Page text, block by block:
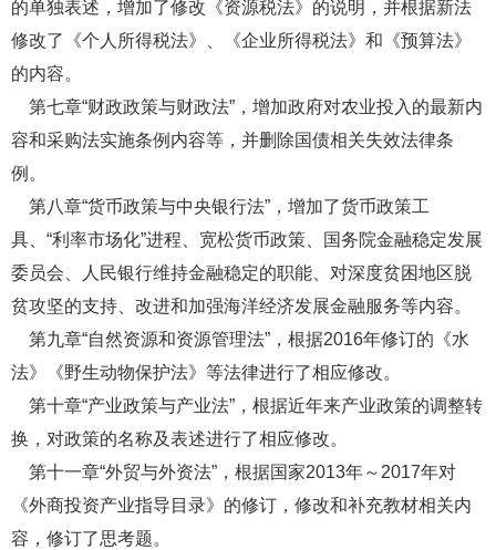
的单独表述，增加了修改《资源税法》的说明，并根据新法
修改了《个人所得税法》、《企业所得税法》和《预算法》
的内容。
第七章“财政政策与财政法”，增加政府对农业投入的最新内
容和采购法实施条例内容等，并删除国债相关失效法律条
例。
第八章“货币政策与中央银行法”，增加了货币政策工
具、“利率市场化”进程、宽松货币政策、国务院金融稳定发展
委员会、人民银行维持金融稳定的职能、对深度贫困地区脱
贫攻坚的支持、改进和加强海洋经济发展金融服务等内容。
第九章“自然资源和资源管理法”，根据2016年修订的《水
法》《野生动物保护法》等法律进行了相应修改。
第十章“产业政策与产业法”，根据近年来产业政策的调整转
换，对政策的名称及表述进行了相应修改。
第十一章“外贸与外资法”，根据国家2013年～2017年对
《外商投资产业指导目录》的修订，修改和补充教材相关内
容，修订了思考题。